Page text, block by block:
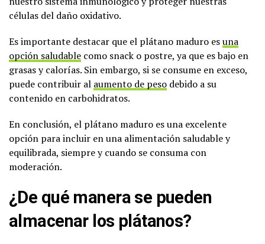
células del daño oxidativo.
Es importante destacar que el plátano maduro esuna
opción saludable como snack o postre, ya que es bajo en
grasas y calorías. Sin embargo, si se consume en exceso,
puede contribuir al aumento de peso debido a su
contenido en carbohidratos.
En conclusión, el plátano maduro es una excelente
opción para incluir en una alimentación saludable y
equilibrada, siempre y cuando se consuma con
moderación.
¿De qué manera se pueden
almacenar los plátanos?